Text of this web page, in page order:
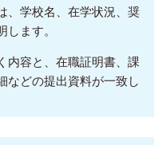
、学校名、在学状況、奨
ます。
内容と、在職証明書、課
などの提出資料が一致し